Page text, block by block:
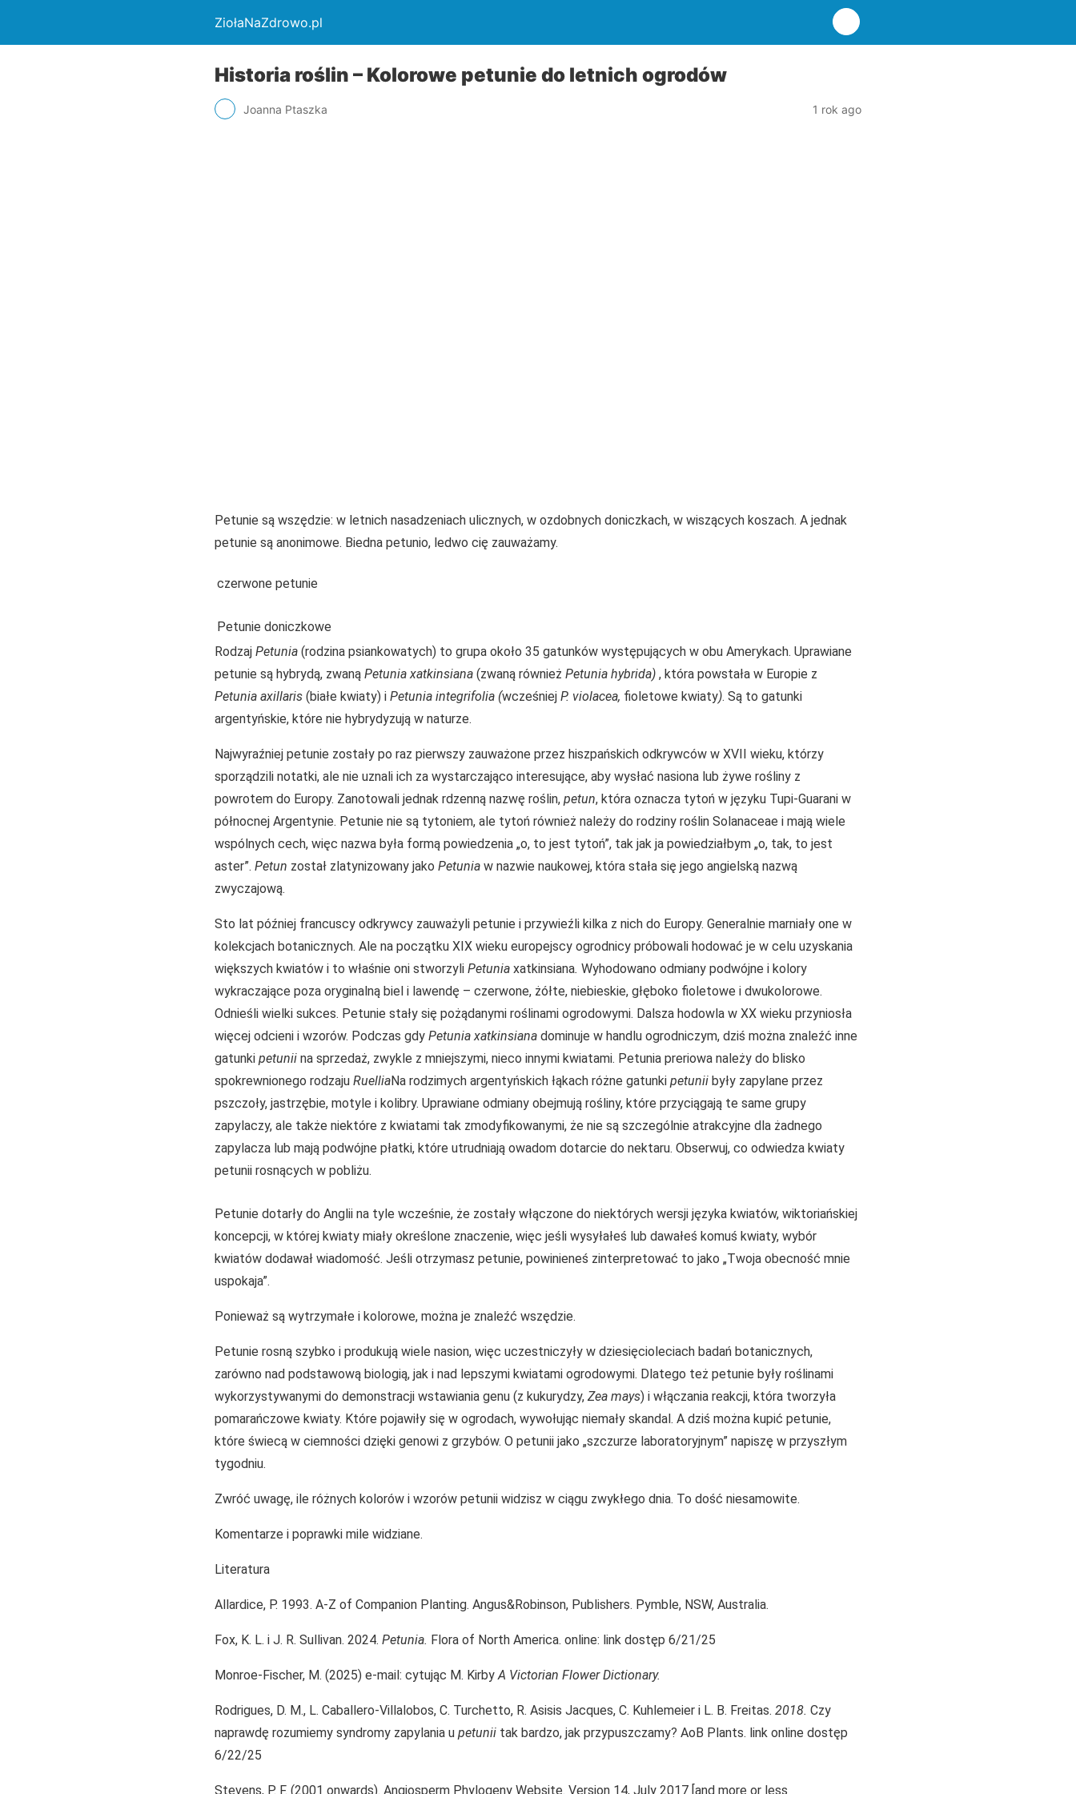
ZiołaNaZdrowo.pl
Historia roślin – Kolorowe petunie do letnich ogrodów
Joanna Ptaszka 1 rok ago
Petunie są wszędzie: w letnich nasadzeniach ulicznych, w ozdobnych doniczkach, w wiszących koszach. A jednak
petunie są anonimowe. Biedna petunio, ledwo cię zauważamy.
czerwone petunie
Petunie doniczkowe
Rodzaj Petunia (rodzina psiankowatych) to grupa około 35 gatunków występujących w obu Amerykach. Uprawiane
petunie są hybrydą, zwaną Petunia xatkinsiana (zwaną również Petunia hybrida) , która powstała w Europie z
Petunia axillaris (białe kwiaty) i Petunia integrifolia (wcześniej P. violacea, fioletowe kwiaty). Są to gatunki
argentyńskie, które nie hybrydyzują w naturze.
Najwyraźniej petunie zostały po raz pierwszy zauważone przez hiszpańskich odkrywców w XVII wieku, którzy
sporządzili notatki, ale nie uznali ich za wystarczająco interesujące, aby wysłać nasiona lub żywe rośliny z
powrotem do Europy. Zanotowali jednak rdzenną nazwę roślin, petun, która oznacza tytoń w języku Tupi-Guarani w
północnej Argentynie. Petunie nie są tytoniem, ale tytoń również należy do rodziny roślin Solanaceae i mają wiele
wspólnych cech, więc nazwa była formą powiedzenia „o, to jest tytoń”, tak jak ja powiedziałbym „o, tak, to jest
aster”. Petun został zlatynizowany jako Petunia w nazwie naukowej, która stała się jego angielską nazwą
zwyczajową.
Sto lat później francuscy odkrywcy zauważyli petunie i przywieźli kilka z nich do Europy. Generalnie marniały one w
kolekcjach botanicznych. Ale na początku XIX wieku europejscy ogrodnicy próbowali hodować je w celu uzyskania
większych kwiatów i to właśnie oni stworzyli Petunia xatkinsiana. Wyhodowano odmiany podwójne i kolory
wykraczające poza oryginalną biel i lawendę – czerwone, żółte, niebieskie, głęboko fioletowe i dwukolorowe.
Odnieśli wielki sukces. Petunie stały się pożądanymi roślinami ogrodowymi. Dalsza hodowla w XX wieku przyniosła
więcej odcieni i wzorów. Podczas gdy Petuniaxatkinsiana dominuje w handlu ogrodniczym, dziś można znaleźć inne
gatunki petunii na sprzedaż, zwykle z mniejszymi, nieco innymi kwiatami. Petunia preriowa należy do blisko
spokrewnionego rodzaju RuelliaNa rodzimych argentyńskich łąkach różne gatunki petunii były zapylane przez
pszczoły, jastrzębie, motyle i kolibry. Uprawiane odmiany obejmują rośliny, które przyciągają te same grupy
zapylaczy, ale także niektóre z kwiatami tak zmodyfikowanymi, że nie są szczególnie atrakcyjne dla żadnego
zapylacza lub mają podwójne płatki, które utrudniają owadom dotarcie do nektaru. Obserwuj, co odwiedza kwiaty
petunii rosnących w pobliżu.
Petunie dotarły do Anglii na tyle wcześnie, że zostały włączone do niektórych wersji języka kwiatów, wiktoriańskiej
koncepcji, w której kwiaty miały określone znaczenie, więc jeśli wysyłałeś lub dawałeś komuś kwiaty, wybór
kwiatów dodawał wiadomość. Jeśli otrzymasz petunie, powinieneś zinterpretować to jako „Twoja obecność mnie
uspokaja”.
Ponieważ są wytrzymałe i kolorowe, można je znaleźć wszędzie.
Petunie rosną szybko i produkują wiele nasion, więc uczestniczyły w dziesięcioleciach badań botanicznych,
zarówno nad podstawową biologią, jak i nad lepszymi kwiatami ogrodowymi. Dlatego też petunie były roślinami
wykorzystywanymi do demonstracji wstawiania genu (z kukurydzy, Zea mays) i włączania reakcji, która tworzyła
pomarańczowe kwiaty. Które pojawiły się w ogrodach, wywołując niemały skandal. A dziś można kupić petunie,
które świecą w ciemności dzięki genowi z grzybów. O petunii jako „szczurze laboratoryjnym” napiszę w przyszłym
tygodniu.
Zwróć uwagę, ile różnych kolorów i wzorów petunii widzisz w ciągu zwykłego dnia. To dość niesamowite.
Komentarze i poprawki mile widziane.
Literatura
Allardice, P. 1993. A-Z of Companion Planting. Angus&Robinson, Publishers. Pymble, NSW, Australia.
Fox, K. L. i J. R. Sullivan. 2024. Petunia. Flora of North America. online: link dostęp 6/21/25
Monroe-Fischer, M. (2025) e-mail: cytując M. KirbyA Victorian Flower Dictionary.
Rodrigues, D. M., L. Caballero-Villalobos, C. Turchetto, R. Asisis Jacques, C. Kuhlemeier i L. B. Freitas. 2018. Czy
naprawdę rozumiemy syndromy zapylania u petunii tak bardzo, jak przypuszczamy? AoB Plants. link online dostęp
6/22/25
Stevens, P. F. (2001 onwards). Angiosperm Phylogeny Website. Version 14, July 2017 [and more or less